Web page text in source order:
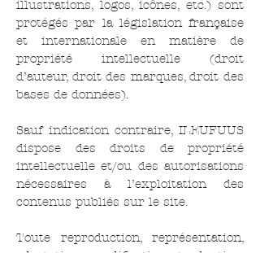
illustrations, logos, icônes, etc.) sont
protégés par la législation française
et internationale en matière de
propriété intellectuelle (droit
d’auteur, droit des marques, droit des
bases de données).
Sauf indication contraire, ILEUFUUS
dispose des droits de propriété
intellectuelle et/ou des autorisations
nécessaires à l’exploitation des
contenus publiés sur le site.
Toute reproduction, représentation,